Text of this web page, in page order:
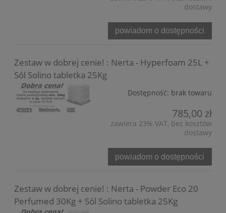
dostawy
powiadom o dostępności
Zestaw w dobrej cenie! : Nerta - Hyperfoam 25L +
Sól Solino tabletka 25Kg
Dostępność: brak towaru
785,00 zł
zawiera 23% VAT, bez kosztów
dostawy
powiadom o dostępności
Zestaw w dobrej cenie! : Nerta - Powder Eco 20
Perfumed 30Kg + Sól Solino tabletka 25Kg